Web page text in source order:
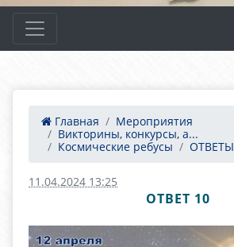
Главная
Мероприятия
Викторины, конкурсы, а...
Космические ребусы
ОТВЕТЫ
11.04.2024 13:25
ОТВЕТ 10